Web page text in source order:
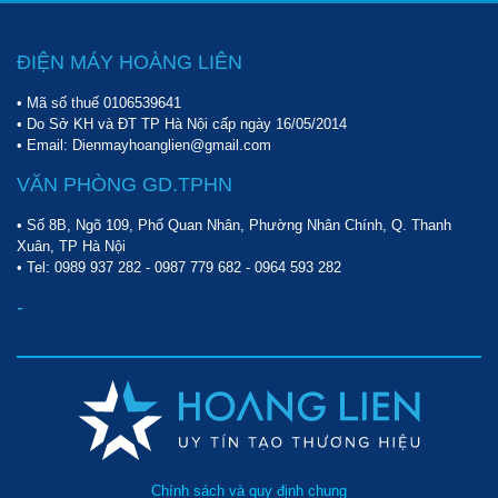
nghiệp
rất được chú trọng nhờ những hiệu quả về mặt kinh tế
Ứng dụng của Máy hút ẩm công nghiệp IKENO ID-3000S
(300 lít/ngày)
Nhờ khả năng hút ẩm vượt trội, bạn có thể sử dụng sản phẩm
Kiểm soát độ ẩm trong nhà xưởng: Hạn chế tình trạng oxy
trường làm việc an toàn, hiệu quả.
ĐIỆN MÁY HOÀNG LIÊN
• Mã số thuế 0106539641
• Do Sở KH và ĐT TP Hà Nội cấp ngày 16/05/2014
• Email: Dienmayhoanglien@gmail.com
VĂN PHÒNG GD.TPHN
• Số 8B, Ngõ 109, Phố Quan Nhân, Phường Nhân Chính, Q. Thanh
Xuân, TP Hà Nội
• Tel: 0989 937 282 - 0987 779 682 - 0964 593 282
-
Chính sách và quy định chung